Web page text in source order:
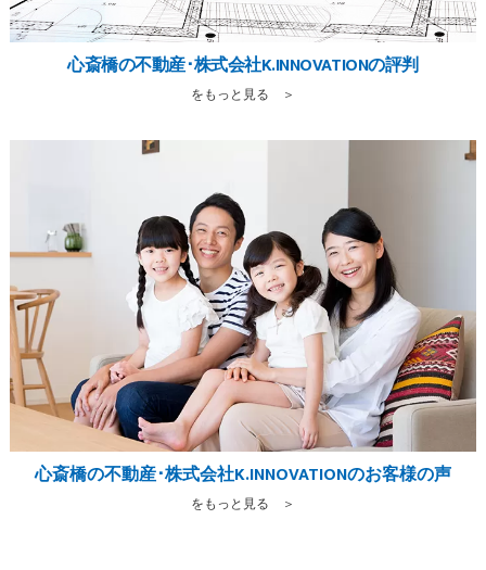
心斎橋の不動産･株式会社K.INNOVATIONの評判
をもっと見る ＞
心斎橋の不動産･株式会社K.INNOVATIONのお客様の声
をもっと見る ＞